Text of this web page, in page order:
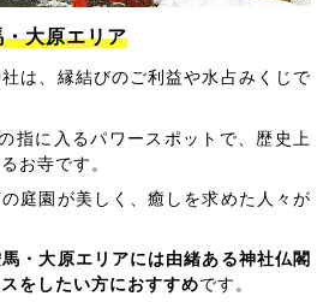
大原エリア
は、縁結びのご利益や水占みくじで
指に入るパワースポットで、歴史上
お寺です。
庭園が美しく、癒しを求めた人々が
・大原エリアには由緒ある神社仏閣
をしたい方におすすめです。